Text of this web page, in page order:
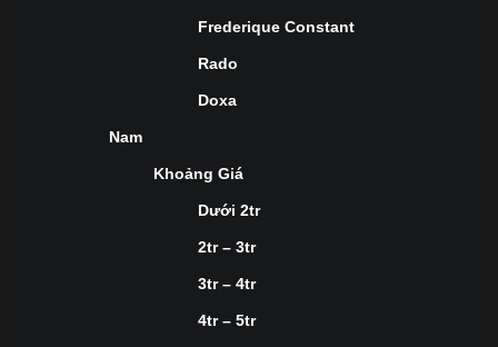
Frederique Constant
Rado
Doxa
Nam
Khoảng Giá
Dưới 2tr
2tr – 3tr
3tr – 4tr
4tr – 5tr